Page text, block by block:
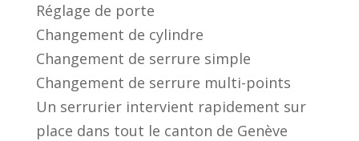
Réglage de porte
Changement de cylindre
Changement de serrure simple
Changement de serrure multi-points
Un serrurier intervient rapidement sur
place dans tout le canton de Genève